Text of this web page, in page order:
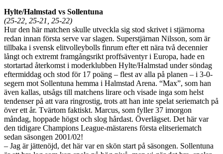
Hylte/Halmstad vs Sollentuna
(25-22, 25-21, 25-22)
Hur den här matchen skulle utveckla sig stod skrivet i stjärnorna
redan innan första serve var slagen. Superstjärnan Nilsson, som är
tillbaka i svensk elitvolleybolls finrum efter ett nära två decennier
långt och extremt framgångsrikt proffsäventyr i Europa, hade en
stortartad återkomst i moderklubben Hylte/Halmstad under söndag
eftermiddag och stod för 17 poäng – flest av alla på planen – i 3-0-
segern mot Sollentuna hemma i Halmstad Arena. “Max”, som han
även kallas, utsågs till matchens lirare och visade inga som helst
tendenser på att vara ringrostig, trots att han inte spelat seriematch på
över ett år. Tvärtom faktiskt. Marcus, som fyller 37 imorgon
måndag, hoppade högst och slog hårdast. Överlägset. Det här var
den tidigare Champions League-mästarens första elitseriematch
sedan säsongen 2001/02!
– Jag är jättenöjd, det här var en skön start på säsongen. Sollentuna